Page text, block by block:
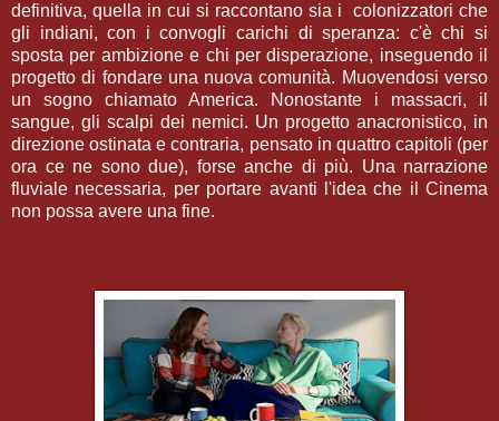
definitiva, quella in cui si raccontano sia i colonizzatori che
gli indiani, con i convogli carichi di speranza: c'è chi si
sposta per ambizione e chi per disperazione, inseguendo il
progetto di fondare una nuova comunità. Muovendosi verso
un sogno chiamato America. Nonostante i massacri, il
sangue, gli scalpi dei nemici. Un progetto anacronistico, in
direzione ostinata e contraria, pensato in quattro capitoli (per
ora ce ne sono due), forse anche di più. Una narrazione
fluviale necessaria, per portare avanti l'idea che il Cinema
non possa avere una fine.